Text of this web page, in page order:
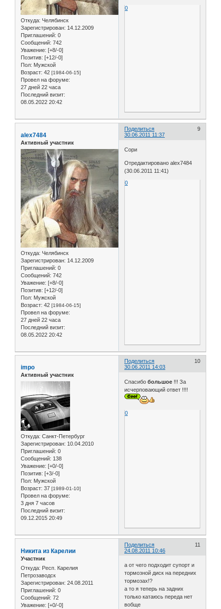
Откуда: Челябинск
Зарегистрирован: 14.12.2009
Приглашений: 0
Сообщений: 742
Уважение: [+8/-0]
Позитив: [+12/-0]
Пол: Мужской
Возраст: 42 [1984-06-15]
Провел на форуме:
27 дней 22 часа
Последний визит:
08.05.2022 20:42
0
Поделиться
9
30.06.2011 11:37
alex7484
Активный участник
Откуда: Челябинск
Зарегистрирован: 14.12.2009
Приглашений: 0
Сообщений: 742
Уважение: [+8/-0]
Позитив: [+12/-0]
Пол: Мужской
Возраст: 42 [1984-06-15]
Провел на форуме:
27 дней 22 часа
Последний визит:
08.05.2022 20:42
Сори
Отредактировано alex7484
(30.06.2011 11:41)
0
Поделиться
10
30.06.2011 14:03
impo
Активный участник
Откуда: Санкт-Петербург
Зарегистрирован: 10.04.2010
Приглашений: 0
Сообщений: 138
Уважение: [+0/-0]
Позитив: [+3/-0]
Пол: Мужской
Возраст: 37 [1989-01-10]
Провел на форуме:
3 дня 7 часов
Последний визит:
09.12.2015 20:49
Спасибобольшое !!! За
исчерповающий ответ !!!!
0
Поделиться
11
24.08.2011 10:46
Никита из Карелии
Участник
Откуда: Респ. Карелия
Петрозаводск
Зарегистрирован: 24.08.2011
Приглашений: 0
Сообщений: 72
Уважение: [+0/-0]
а от чего подходит супорт и
тормозной диск на передних
тормозах!?
а то я теперь на задних
только катаюсь переда нет
вобще